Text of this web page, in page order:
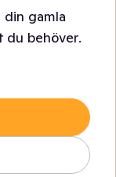
din gamla
du behöver.